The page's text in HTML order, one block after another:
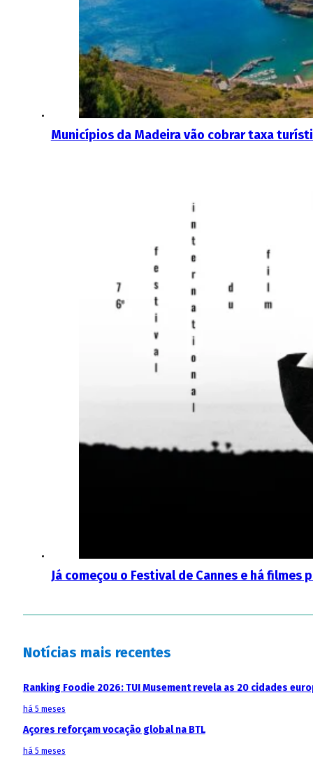
Municípios da Madeira vão cobrar taxa
Já começou o Festival de Cannes e há
Notícias mais recentes
Ranking Foodie 2026: TUI Musement revela as 20 cidades
há 5 meses
Açores reforçam vocação global na BTL
há 5 meses